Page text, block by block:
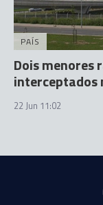
PAÍS
Dois menores
interceptados
22 Jun 11:02